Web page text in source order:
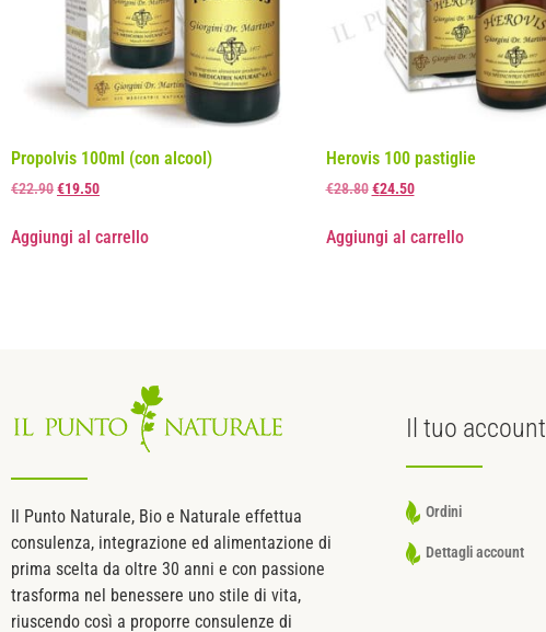
Propolvis 100ml (con alcool)
€22.90€19.50
Aggiungi al carrello
Herovis 100 pastiglie
€28.80 €24.50
Aggiungi al carrello
Il Punto Naturale, Bio e Naturale effettua
consulenza, integrazione ed alimentazione di
prima scelta da oltre 30 anni e con passione
trasforma nel benessere uno stile di vita,
riuscendo così a proporre consulenze di
Il tuo account
Ordini
Dettagli account